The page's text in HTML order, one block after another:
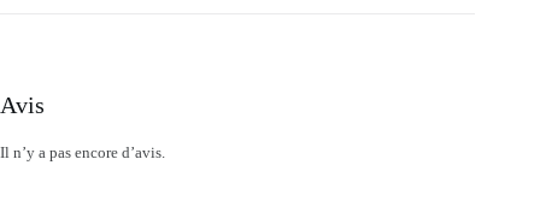
Avis
Il n’y a pas encore d’avis.